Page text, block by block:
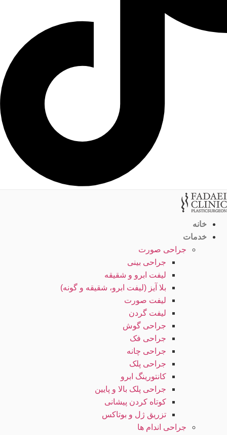
خانه
خدمات
جراحی صورت
جراحی بینی
لیفت ابرو و شقیقه
بلا آیز (لیفت ابرو، شقیقه و گونه)
لیفت صورت
لیفت گردن
جراحی گوش
جراحی فک
جراحی چانه
جراحی پلک
کانتورینگ ابرو
جراحی پلک بالا و پایین
کوتاه کردن پیشانی
تزریق ژل و بوتاکس
جراحی اندام ها